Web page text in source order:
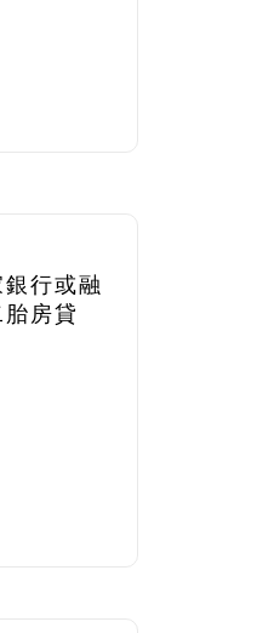
行或融
房貸